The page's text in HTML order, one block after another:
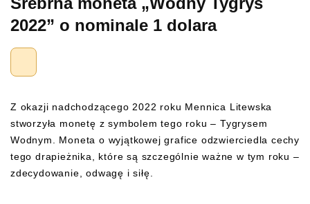
2022” o nominale 1 dolara
Z okazji nadchodzącego 2022 roku Mennica Litewska
stworzyła monetę z symbolem tego roku – Tygrysem
Wodnym. Moneta o wyjątkowej grafice odzwierciedla cechy
tego drapieżnika, które są szczególnie ważne w tym roku –
zdecydowanie, odwagę i siłę.